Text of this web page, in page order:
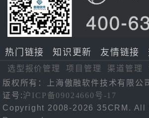
热门链接 知识更新 友情链接
选型报价管理 项目管理 渠道管理
版权所有：上海傲融软件技术有限公
证号:沪ICP备09024660号-17
Copyright 2008-2026 35CRM. All